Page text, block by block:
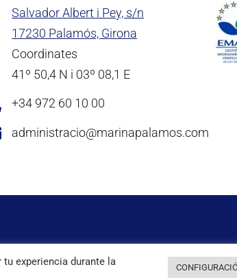
Salvador Albert i Pey, s/n
17230 Palamós, Girona
Coordinates
41º 50,4 N i 03º 08,1 E
+34 972 60 10 00
administracio@marinapalamos.com
experiencia durante la